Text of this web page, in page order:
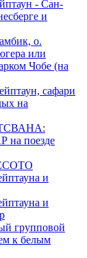
- Сан-
и
о.
или
Чобе (на
сафари
на
на поезде
и
и
групповой
к белым